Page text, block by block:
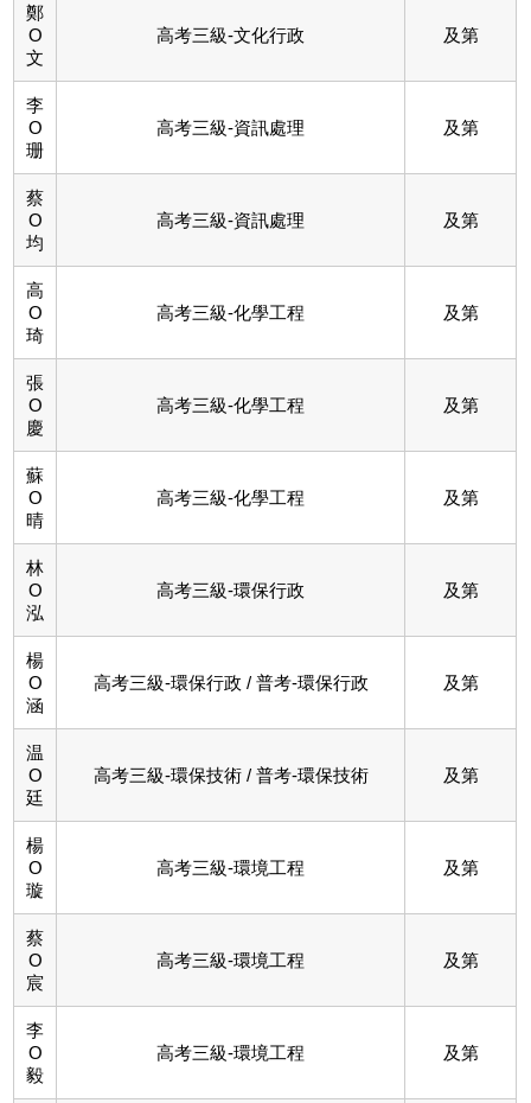
鄭
O
文
高考三級-文化行政 及第
李
O
珊
高考三級-資訊處理 及第
蔡
O
均
高考三級-資訊處理 及第
高
O
琦
高考三級-化學工程 及第
張
O
慶
高考三級-化學工程 及第
蘇
O
晴
高考三級-化學工程 及第
林
O
泓
高考三級-環保行政 及第
楊
O
涵
高考三級-環保行政 / 普考-環保行政 及第
温
O
廷
高考三級-環保技術 / 普考-環保技術 及第
楊
O
璇
高考三級-環境工程 及第
蔡
O
宸
高考三級-環境工程 及第
李
O
毅
高考三級-環境工程 及第